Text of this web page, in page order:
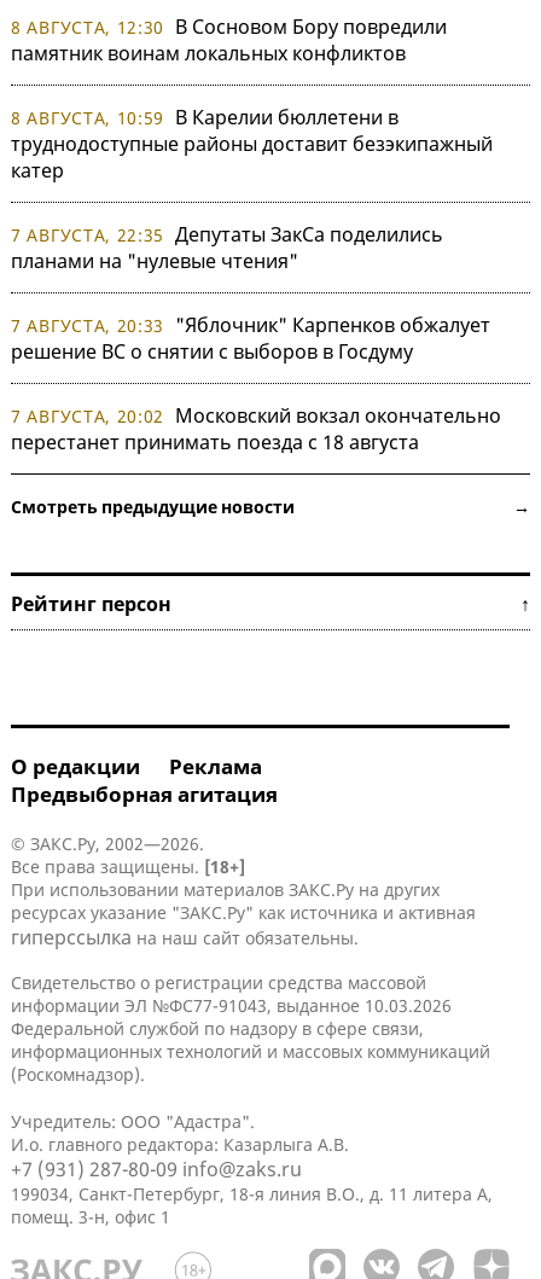
8 АВГУСТА, 12:30
В Сосновом Бору повредили
памятник воинам локальных конфликтов
8 АВГУСТА, 10:59
В Карелии бюллетени в
труднодоступные районы доставит безэкипажный
катер
7 АВГУСТА, 22:35 Депутаты ЗакСа поделились
планами на "нулевые чтения"
7 АВГУСТА, 20:33
"Яблочник" Карпенков обжалует
решение ВС о снятии с выборов в Госдуму
7 АВГУСТА, 20:02
Московский вокзал окончательно
перестанет принимать поезда с 18 августа
Смотреть предыдущие новости →
Рейтинг персон ↑
О редакции
Реклама
Предвыборная агитация
© ЗАКС.Ру, 2002—2026.
Все права защищены. [18+]
При использовании материалов ЗАКС.Ру на других
ресурсах указание "ЗАКС.Ру" как источника и активная
гиперссылка на наш сайт обязательны.
Свидетельство о регистрации средства массовой
информации ЭЛ №ФС77-91043, выданное 10.03.2026
Федеральной службой по надзору в сфере связи,
информационных технологий и массовых коммуникаций
(Роскомнадзор).
Учредитель: ООО "Адастра".
И.о. главного редактора: Казарлыга А.В.
+7 (931) 287-80-09 info@zaks.ru
199034, Санкт-Петербург, 18-я линия В.О., д. 11 литера А,
помещ. 3-н, офис 1